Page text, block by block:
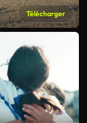
Télécharger